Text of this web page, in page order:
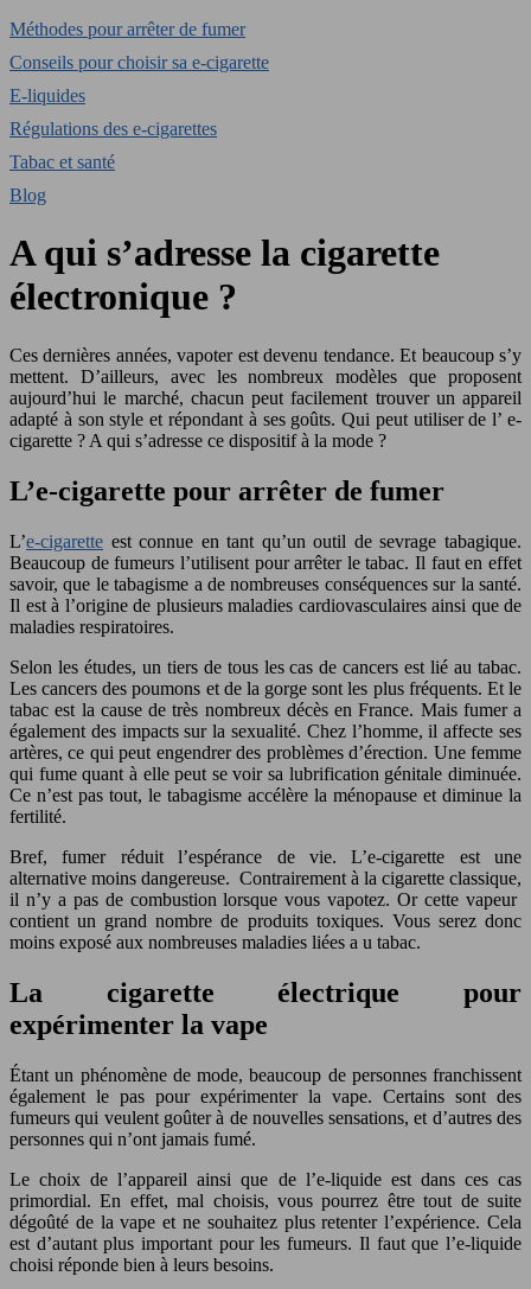
Méthodes pour arrêter de fumer
Conseils pour choisir sa e-cigarette
E-liquides
Régulations des e-cigarettes
Tabac et santé
Blog
A qui s’adresse la cigarette
électronique ?
Ces dernières années, vapoter est devenu tendance. Et beaucoup s’y
mettent. D’ailleurs, avec les nombreux modèles que proposent
aujourd’hui le marché, chacun peut facilement trouver un appareil
adapté à son style et répondant à ses goûts. Qui peut utiliser de l’ e-
cigarette ? A qui s’adresse ce dispositif à la mode ?
L’e-cigarette pour arrêter de fumer
L’e-cigarette est connue en tant qu’un outil de sevrage tabagique.
Beaucoup de fumeurs l’utilisent pour arrêter le tabac. Il faut en effet
savoir, que le tabagisme a de nombreuses conséquences sur la santé.
Il est à l’origine de plusieurs maladies cardiovasculaires ainsi que de
maladies respiratoires.
Selon les études, un tiers de tous les cas de cancers est lié au tabac.
Les cancers des poumons et de la gorge sont les plus fréquents. Et le
tabac est la cause de très nombreux décès en France. Mais fumer a
également des impacts sur la sexualité. Chez l’homme, il affecte ses
artères, ce qui peut engendrer des problèmes d’érection. Une femme
qui fume quant à elle peut se voir sa lubrification génitale diminuée.
Ce n’est pas tout, le tabagisme accélère la ménopause et diminue la
fertilité.
Bref, fumer réduit l’espérance de vie. L’e-cigarette est une
alternative moins dangereuse. Contrairement à la cigarette classique,
il n’y a pas de combustion lorsque vous vapotez. Or cette vapeur
contient un grand nombre de produits toxiques. Vous serez donc
moins exposé aux nombreuses maladies liées a u tabac.
La cigarette électrique pour
expérimenter la vape
Étant un phénomène de mode, beaucoup de personnes franchissent
également le pas pour expérimenter la vape. Certains sont des
fumeurs qui veulent goûter à de nouvelles sensations, et d’autres des
personnes qui n’ont jamais fumé.
Le choix de l’appareil ainsi que de l’e-liquide est dans ces cas
primordial. En effet, mal choisis, vous pourrez être tout de suite
dégoûté de la vape et ne souhaitez plus retenter l’expérience. Cela
est d’autant plus important pour les fumeurs. Il faut que l’e-liquide
choisi réponde bien à leurs besoins.